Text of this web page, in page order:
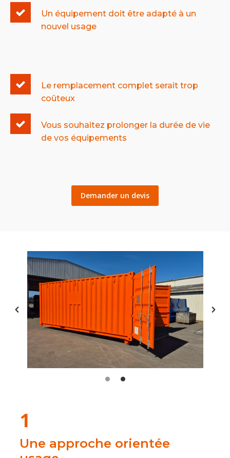
Un équipement doit être adapté à un
nouvel usage
Le remplacement complet serait trop
coûteux
Vous souhaitez prolonger la durée de vie
de vos équipements
Demander un devis
1
Une approche orientée